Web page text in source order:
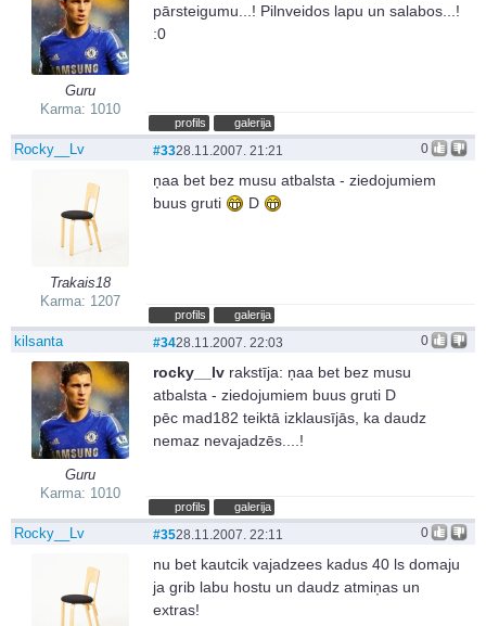
Guru
Karma: 1010
pārsteigumu...! Pilnveidos lapu un salabos...!
:0
profils galerija
Rocky__Lv
Trakais18
Karma: 1207
0
#3328.11.2007. 21:21
ņaa bet bez musu atbalsta - ziedojumiem
buus gruti
D
profils galerija
kilsanta
Guru
Karma: 1010
0
#3428.11.2007. 22:03
rocky__lv rakstīja: ņaa bet bez musu
atbalsta - ziedojumiem buus gruti D
pēc mad182 teiktā izklausījās, ka daudz
nemaz nevajadzēs....!
profils galerija
Rocky__Lv 0
#3528.11.2007. 22:11
nu bet kautcik vajadzees kadus 40 ls domaju
ja grib labu hostu un daudz atmiņas un
extras!